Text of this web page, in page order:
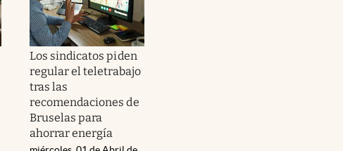
Los sindicatos piden
regular el teletrabajo
tras las
recomendaciones de
Bruselas para
ahorrar energía